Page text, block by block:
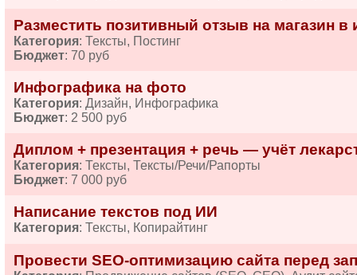
Разместить позитивный отзыв на магазин в
Категория: Тексты, Постинг
Бюджет: 70 руб
Инфографика на фото
Категория: Дизайн, Инфографика
Бюджет: 2 500 руб
Диплом + презентация + речь — учёт
Категория: Тексты, Тексты/Речи/Рапорты
Бюджет: 7 000 руб
Написание текстов под ИИ
Категория: Тексты, Копирайтинг
Провести SEO-оптимизацию сайта перед